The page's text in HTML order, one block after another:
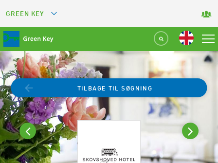
GREEN KEY
GREEN RESTAURANT
GREEN SPORT FACILITY
GREEN TOURISM ORGANIZATION
GREEN CAMPING
GREEN ATTRACTION
TILBAGE TIL SØGNING